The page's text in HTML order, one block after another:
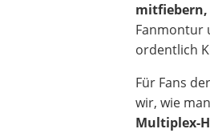
Fanmontur
ordentlich
Für Fans
wir, wie
Multiplex-